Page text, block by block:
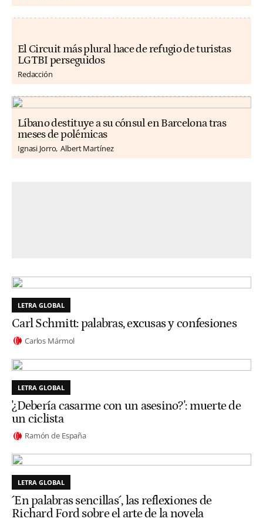
El Circuit más plural hace de refugio de turistas
LGTBI perseguidos
Redacción
Líbano destituye a su cónsul en Barcelona tras
meses de polémicas
Ignasi Jorro Albert Martínez
LETRA GLOBAL
Carl Schmitt: palabras, excusas y confesiones
Carlos Mármol
LETRA GLOBAL
'¿Debería casarme con un asesino?': muerte de
un ciclista
Ramón de España
LETRA GLOBAL
´En palabras sencillas´, las reflexiones de
Richard Ford sobre el arte de la novela